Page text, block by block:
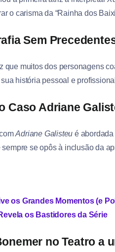
o carisma da “Rainha dos
Sem
que muitos dos personagens
história pessoal e
Caso Adriane
Adriane Galisteu é
se opôs à inclusão da
os Grandes Momentos (e
os Bastidores da Série
no Teatro a